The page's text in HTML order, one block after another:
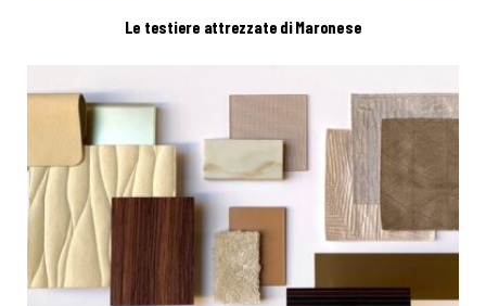
Le testiere attrezzate di Maronese